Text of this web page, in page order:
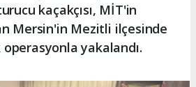
kaçakçısı, MİT'in
Mersin'in Mezitli ilçesinde
yakalandı.